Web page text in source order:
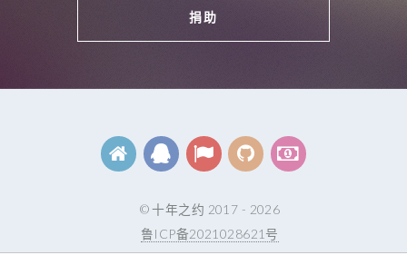
捐助
© 十年之约 2017 - 2026
鲁ICP备2021028621号